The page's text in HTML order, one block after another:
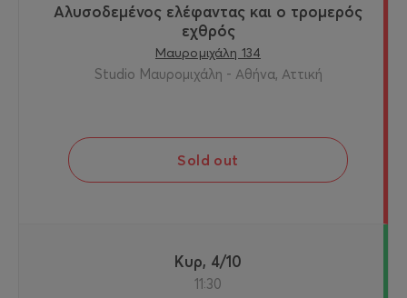
Αλυσοδεμένος ελέφαντας και ο τρομερός
εχθρός
Μαυρομιχάλη 134
Studio Μαυρομιχάλη - Αθήνα, Αττική
Sold out
Κυρ, 4/10
11:30